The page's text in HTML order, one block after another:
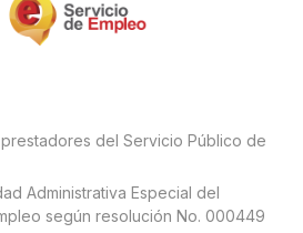
del Servicio Público de
Administrativa Especial del
según resolución No. 000449